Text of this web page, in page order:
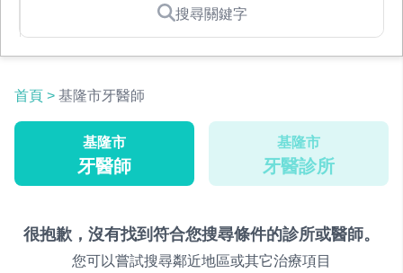
搜尋關鍵字
首頁 > 基隆市牙醫師
基隆市
牙醫師
基隆市
牙醫診所
很抱歉，沒有找到符合您搜尋條件的診所或醫師。
您可以嘗試搜尋鄰近地區或其它治療項目